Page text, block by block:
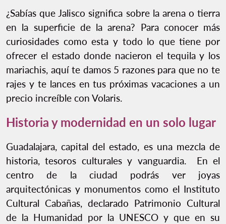
¿Sabías que Jalisco significa sobre la arena o tierra
en la superficie de la arena? Para conocer más
curiosidades como esta y todo lo que tiene por
ofrecer el estado donde nacieron el tequila y los
mariachis, aquí te damos 5 razones para que no te
rajes y te lances en tus próximas vacaciones a un
precio increíble con Volaris.
Historia y modernidad en un solo lugar
Guadalajara, capital del estado, es una mezcla de
historia, tesoros culturales y vanguardia. En el
centro de la ciudad podrás ver joyas
arquitectónicas y monumentos como el Instituto
Cultural Cabañas, declarado Patrimonio Cultural
de la Humanidad por la UNESCO y que en su